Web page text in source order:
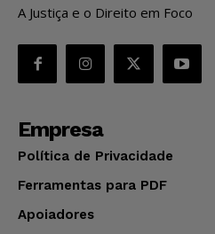
A Justiça e o Direito em Foco
Empresa
Política de Privacidade
Ferramentas para PDF
Apoiadores